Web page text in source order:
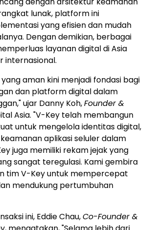
lunak, platform ini
yang efisien dan mudah
Dengan demikian, berbagai
layanan digital di Asia
internasional.
aman kini menjadi fondasi bagi
dan platform digital dalam
ujar Danny Koh,Founder &
Asia. "V-Key telah membangun
untuk mengelola identitas digital,
aplikasi seluler dalam
juga memiliki rekam jejak yang
sangat teregulasi. Kami gembira
tim V-Key untuk mempercepat
mendukung pertumbuhan
ini, Eddie Chau,Co-Founder &